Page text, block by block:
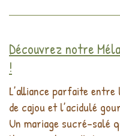
Découvrez notre
!
L’alliance parfaite
de cajou et l’acidulé
Un mariage sucré-salé